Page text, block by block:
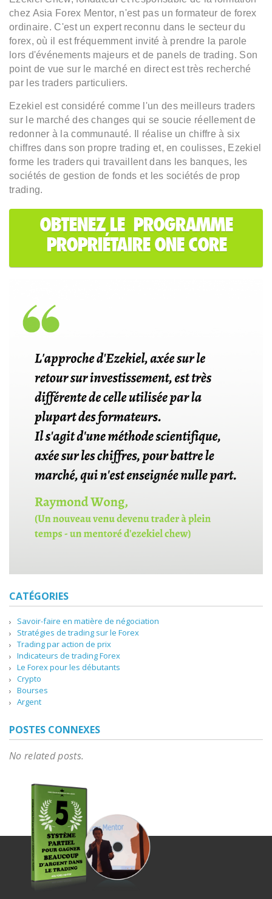
chez Asia Forex Mentor, n'est pas un formateur de forex
ordinaire. C'est un expert reconnu dans le secteur du
forex, où il est fréquemment invité à prendre la parole
lors d'événements majeurs et de panels de trading. Son
point de vue sur le marché en direct est très recherché
par les traders particuliers.
Ezekiel est considéré comme l'un des meilleurs traders
sur le marché des changes qui se soucie réellement de
redonner à la communauté. Il réalise un chiffre à six
chiffres dans son propre trading et, en coulisses, Ezekiel
forme les traders qui travaillent dans les banques, les
sociétés de gestion de fonds et les sociétés de prop
trading.
OBTENEZ LE PROGRAMME
PROPRIÉTAIRE ONE CORE
CATÉGORIES
Savoir-faire en matière de négociation
Stratégies de trading sur le Forex
Trading par action de prix
Indicateurs de trading Forex
Le Forex pour les débutants
Crypto
Bourses
Argent
POSTES CONNEXES
No related posts.